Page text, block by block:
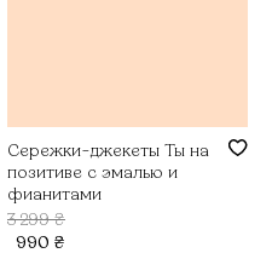
Сережки-джекеты Ты на
позитиве с эмалью и
фианитами
3 299₴
990 ₴